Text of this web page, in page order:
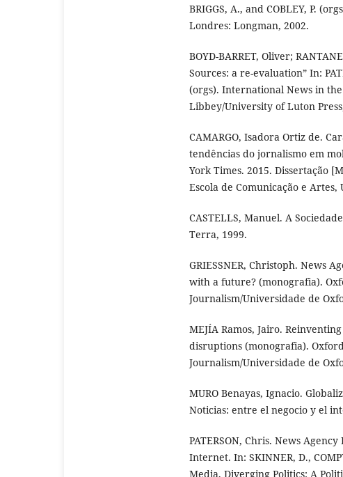
BRIGGS, A., and COBLEY, P.
Londres: Longman, 2002.
BOYD-BARRET, Oliver;
Sources: a re-evaluation” In:
(orgs). International News in
Libbey/University of Luton
CAMARGO, Isadora Ortiz de.
tendências do jornalismo em
York Times. 2015. Dissertação
Escola de Comunicação e Artes,
CASTELLS, Manuel. A
Terra, 1999.
GRIESSNER, Christoph. News
with a future? (monografia).
Journalism/Universidade de
MEJÍA Ramos, Jairo.
disruptions (monografia).
Journalism/Universidade de
MURO Benayas, Ignacio.
Noticias: entre el negocio y el
PATERSON, Chris. News
Internet. In: SKINNER, D.,
Media, Diverging Politics: A